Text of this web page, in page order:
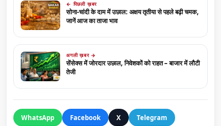
← पिछली ख़बर
सोना-चांदी के दाम में उछाल: अक्षय तृतीया से पहले बढ़ी चमक,
जानें आज का ताजा भाव
अगली ख़बर →
सेंसेक्स में जोरदार उछाल, निवेशकों को राहत – बाजार में लौटी
तेजी
WhatsApp Facebook X Telegram